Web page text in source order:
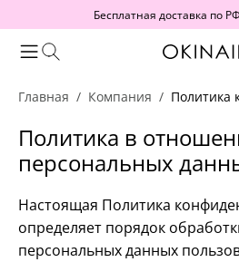
Бесплатная доставка по
Главная Компания Политика
Политика в
персональных
Настоящая Политика
определяет порядок
персональных данных